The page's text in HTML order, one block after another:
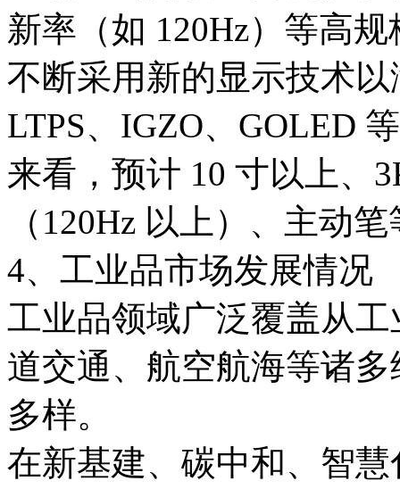
新率（如 120Hz）等高
不断采用新的显示技术
LTPS、IGZO、GOLED
来看，预计 10 寸以上、
（120Hz 以上）、主动
4、工业品市场发展情况
工业品领域广泛覆盖从
道交通、航空航海等诸
多样。
在新基建、碳中和、智